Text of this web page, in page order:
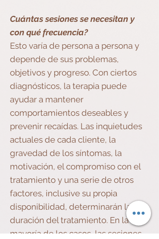
Cuántas sesiones se necesitan y
con qué frecuencia?
Esto varía de persona a persona y
depende de sus problemas,
objetivos y progreso. Con ciertos
diagnósticos, la terapia puede
ayudar a mantener
comportamientos deseables y
prevenir recaídas. Las inquietudes
actuales de cada cliente, la
gravedad de los síntomas, la
motivación, el compromiso con el
tratamiento y una serie de otros
factores, inclusive su propia
disponibilidad, determinarán la
duración del tratamiento. En la
mayoría de los casos, las sesiones